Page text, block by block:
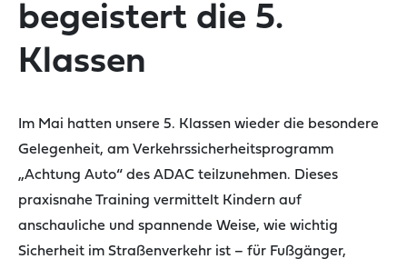
begeistert die 5.
Klassen
Im Mai hatten unsere 5. Klassen wieder die besondere
Gelegenheit, am Verkehrssicherheitsprogramm
„Achtung Auto“ des ADAC teilzunehmen. Dieses
praxisnahe Training vermittelt Kindern auf
anschauliche und spannende Weise, wie wichtig
Sicherheit im Straßenverkehr ist – für Fußgänger,